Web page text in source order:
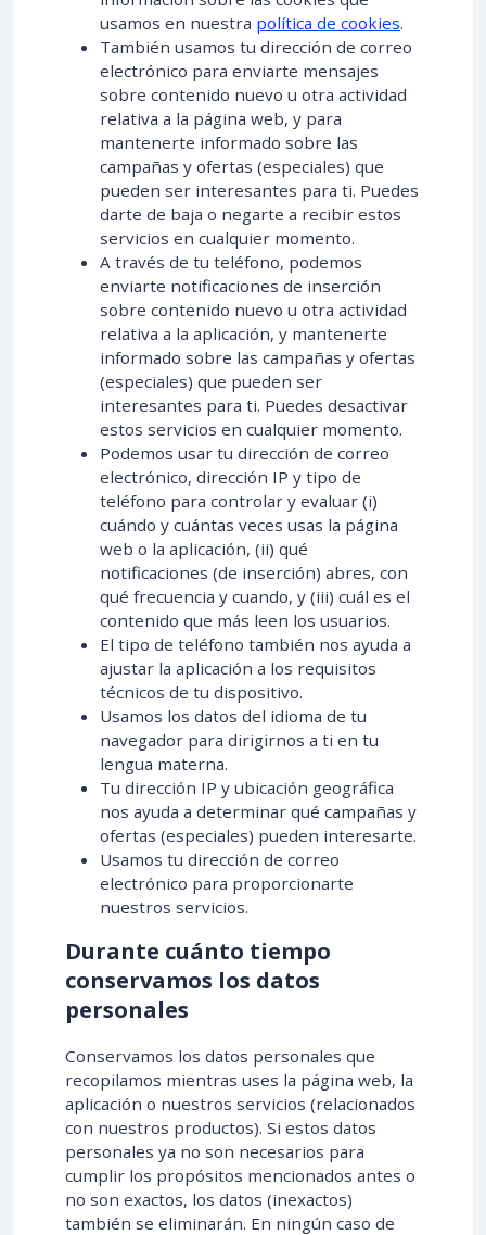
usamos en nuestra política de cookies.
También usamos tu dirección de correo
electrónico para enviarte mensajes
sobre contenido nuevo u otra actividad
relativa a la página web, y para
mantenerte informado sobre las
campañas y ofertas (especiales) que
pueden ser interesantes para ti. Puedes
darte de baja o negarte a recibir estos
servicios en cualquier momento.
A través de tu teléfono, podemos
enviarte notificaciones de inserción
sobre contenido nuevo u otra actividad
relativa a la aplicación, y mantenerte
informado sobre las campañas y ofertas
(especiales) que pueden ser
interesantes para ti. Puedes desactivar
estos servicios en cualquier momento.
Podemos usar tu dirección de correo
electrónico, dirección IP y tipo de
teléfono para controlar y evaluar (i)
cuándo y cuántas veces usas la página
web o la aplicación, (ii) qué
notificaciones (de inserción) abres, con
qué frecuencia y cuando, y (iii) cuál es el
contenido que más leen los usuarios.
El tipo de teléfono también nos ayuda a
ajustar la aplicación a los requisitos
técnicos de tu dispositivo.
Usamos los datos del idioma de tu
navegador para dirigirnos a ti en tu
lengua materna.
Tu dirección IP y ubicación geográfica
nos ayuda a determinar qué campañas y
ofertas (especiales) pueden interesarte.
Usamos tu dirección de correo
electrónico para proporcionarte
nuestros servicios.
Durante cuánto tiempo
conservamos los datos
personales
Conservamos los datos personales que
recopilamos mientras uses la página web, la
aplicación o nuestros servicios (relacionados
con nuestros productos). Si estos datos
personales ya no son necesarios para
cumplir los propósitos mencionados antes o
no son exactos, los datos (inexactos)
también se eliminarán. En ningún caso de